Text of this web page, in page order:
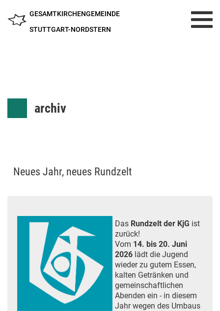
GESAMTKIRCHENGEMEINDE
STUTTGART-NORDSTERN
archiv
Neues Jahr, neues Rundzelt
Das Rundzelt der KjG ist
zurück!
Vom 14. bis 20. Juni
2026 lädt die Jugend
wieder zu gutem Essen,
kalten Getränken und
gemeinschaftlichen
Abenden ein - in diesem
Jahr wegen des Umbaus